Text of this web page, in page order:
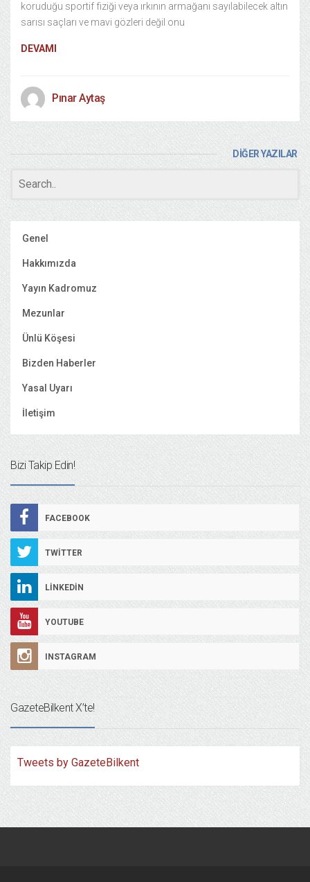
koruduğu sportif fiziği veya ırkının armağanı sayılabilecek altın
sarısı saçları ve mavi gözleri değil onu
DEVAMI
Pınar Aytaş
DİĞER YAZILAR
Genel
Hakkımızda
Yayın Kadromuz
Mezunlar
Ünlü Köşesi
Bizden Haberler
Yasal Uyarı
İletişim
Bizi Takip Edin!
FACEBOOK
TWITTER
LINKEDIN
YOUTUBE
INSTAGRAM
GazeteBilkent X’te!
Tweets by GazeteBilkent